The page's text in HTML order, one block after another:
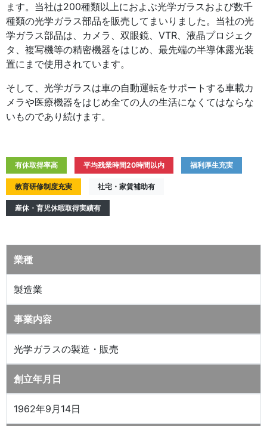
ます。当社は200種類以上におよぶ光学ガラスおよび数千
種類の光学ガラス部品を販売してまいりました。当社の光
学ガラス部品は、カメラ、双眼鏡、VTR、液晶プロジェク
タ、複写機等の精密機器をはじめ、最先端の半導体露光装
置にまで使用されています。
そして、光学ガラスは車の自動運転をサポートする車載カ
メラや医療機器をはじめ全ての人の生活になくてはならな
いものであり続けます。
有休取得率高 平均残業時間20時間以内 福利厚生充実
教育研修制度充実 社宅・家賃補助有
産休・育児休暇取得実績有
業種
製造業
事業内容
光学ガラスの製造・販売
創立年月日
1962年9月14日